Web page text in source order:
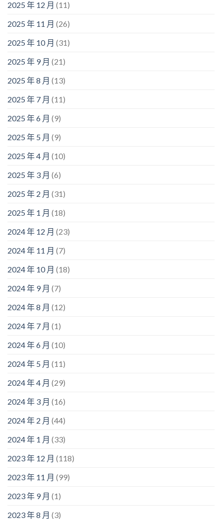
2025 年 12 月 (11)
2025 年 11 月 (26)
2025 年 10 月 (31)
2025 年 9 月 (21)
2025 年 8 月 (13)
2025 年 7 月 (11)
2025 年 6 月 (9)
2025 年 5 月 (9)
2025 年 4 月 (10)
2025 年 3 月 (6)
2025 年 2 月 (31)
2025 年 1 月 (18)
2024 年 12 月 (23)
2024 年 11 月 (7)
2024 年 10 月 (18)
2024 年 9 月 (7)
2024 年 8 月 (12)
2024 年 7 月 (1)
2024 年 6 月 (10)
2024 年 5 月 (11)
2024 年 4 月 (29)
2024 年 3 月 (16)
2024 年 2 月 (44)
2024 年 1 月 (33)
2023 年 12 月 (118)
2023 年 11 月 (99)
2023 年 9 月 (1)
2023 年 8 月 (3)